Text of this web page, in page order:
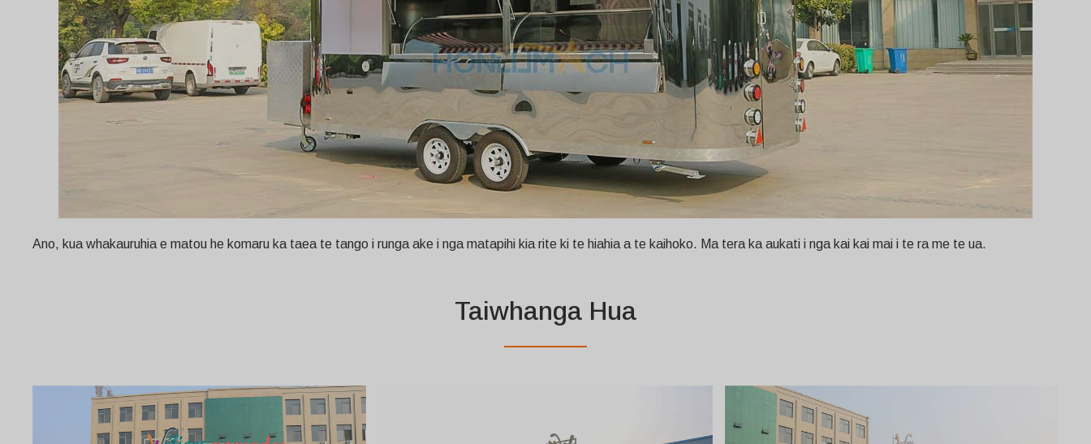
Ano, kua whakauruhia e matou he komaru ka taea te tango i runga ake i nga matapihi kia rite ki te hiahia a te kaihoko. Ma tera ka aukati i nga kai kai mai i te ra me te ua.
Taiwhanga Hua